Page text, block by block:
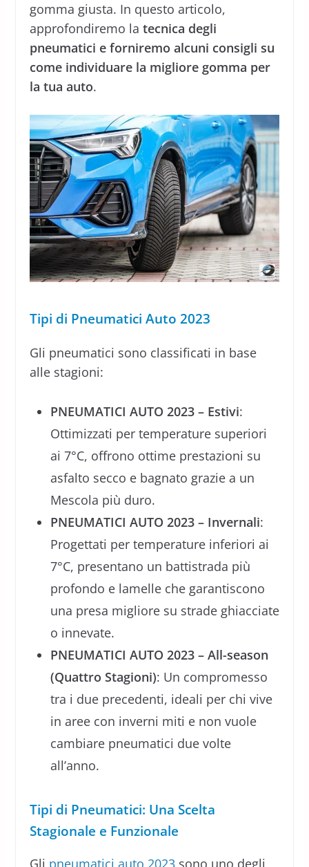
gomma giusta. In questo articolo,
approfondiremo la tecnica degli
pneumatici e forniremo alcuni consigli su
come individuare la migliore gomma per
la tua auto.
Tipi di Pneumatici Auto 2023
Gli pneumatici sono classificati in base
alle stagioni:
PNEUMATICI AUTO 2023 – Estivi:
Ottimizzati per temperature superiori
ai 7°C, offrono ottime prestazioni su
asfalto secco e bagnato grazie a un
Mescola più duro.
PNEUMATICI AUTO 2023 – Invernali:
Progettati per temperature inferiori ai
7°C, presentano un battistrada più
profondo e lamelle che garantiscono
una presa migliore su strade ghiacciate
o innevate.
PNEUMATICI AUTO 2023 – All-season
(Quattro Stagioni): Un compromesso
tra i due precedenti, ideali per chi vive
in aree con inverni miti e non vuole
cambiare pneumatici due volte
all’anno.
Tipi di Pneumatici: Una Scelta
Stagionale e Funzionale
Gli pneumatici auto 2023sono uno degli